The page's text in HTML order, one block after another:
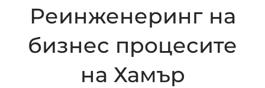
Реинженеринг на
бизнес процесите
на Хамър